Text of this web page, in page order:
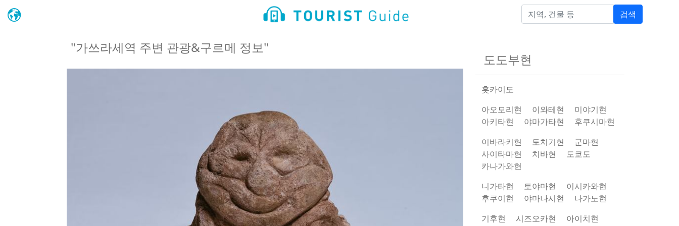
검색
"가쓰라세역 주변 관광&구르메 정보"
도도부현
홋카이도
아오모리현
이와테현
미야기현
아키타현
야마가타현
후쿠시마현
이바라키현
토치기현
군마현
사이타마현
치바현
도쿄도
카나가와현
니가타현
토야마현
이시카와현
후쿠이현
야마나시현
나가노현
기후현
시즈오카현
아이치현